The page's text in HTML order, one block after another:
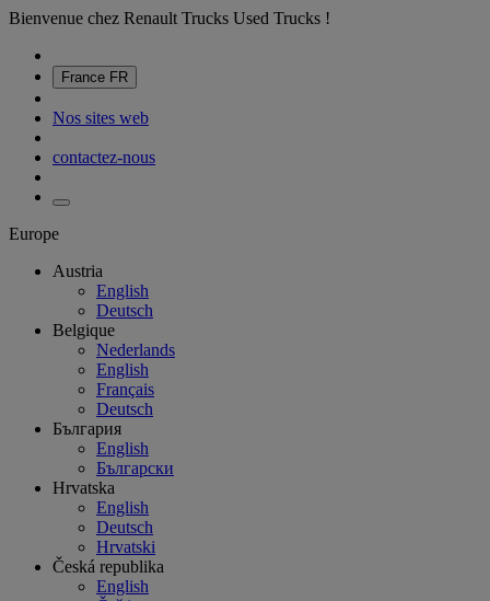
Bienvenue chez Renault Trucks Used Trucks !
France FR
Nos sites web
contactez-nous
Europe
Austria
English
Deutsch
Belgique
Nederlands
English
Français
Deutsch
България
English
Български
Hrvatska
English
Deutsch
Hrvatski
Česká republika
English